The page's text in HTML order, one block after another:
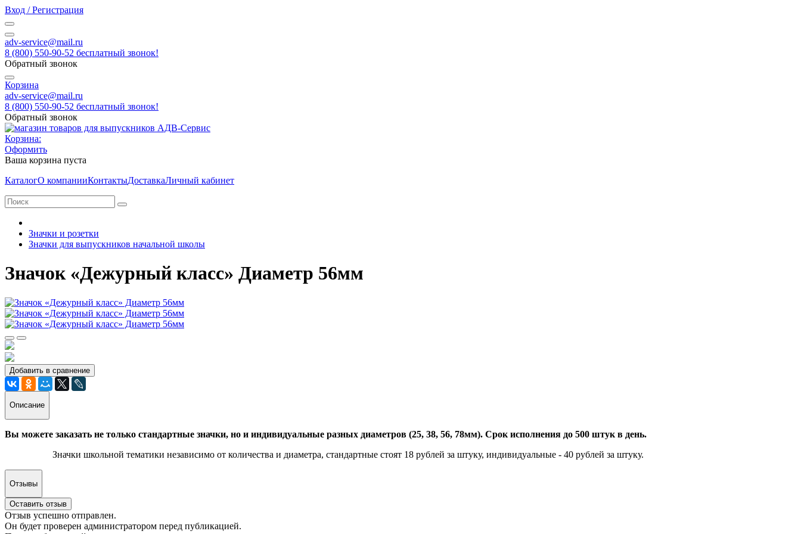
Вход / Регистрация
adv-service@mail.ru
8 (800) 550-90-52 бесплатный звонок!
Обратный звонок
Корзина
adv-service@mail.ru
8 (800) 550-90-52 бесплатный звонок!
Обратный звонок
Корзина:
Оформить
Ваша корзина пуста
КаталогО компанииКонтактыДоставкаЛичный кабинет
Значки и розетки
Значки для выпускников начальной школы
Значок «Дежурный класс» Диаметр 56мм
Добавить в сравнение
Описание
Вы можете заказать не только стандартные значки, но и индивидуальные разных диаметров (25, 38, 56, 78мм). Срок исполнения до 500 штук в день.
Значки школьной тематики независимо от количества и диаметра, стандартные стоят 18 рублей за штуку, индивидуальные - 40 рублей за штуку.
Отзывы
Оставить отзыв
Отзыв успешно отправлен.
Он будет проверен администратором перед публикацией.